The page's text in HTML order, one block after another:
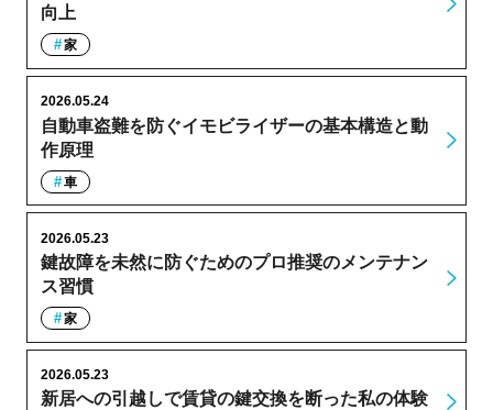
向上
家
自動車盗難を防ぐイモビライザーの基本構造と動
作原理
2026.05.24
車
鍵故障を未然に防ぐためのプロ推奨のメンテナン
ス習慣
2026.05.23
家
新居への引越しで賃貸の鍵交換を断った私の体験
2026.05.23